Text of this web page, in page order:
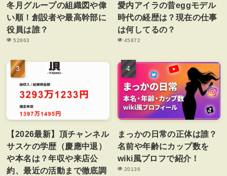
冬月グループの組織図や偉
い順！創設者や最高幹部に
役員は誰？
52863
愛内アイラの昔eggモデル
時代の経歴は？現在の仕事
は何してるの？
45872
【2026最新】頂チャンネル
サスケの学歴（慶應中退）
や本名は？年収や来店公
約、最近の活動まで徹底調
まっかの日常の正体は誰？
名前や年齢にカップ数を
wiki風プロフで紹介！
20136